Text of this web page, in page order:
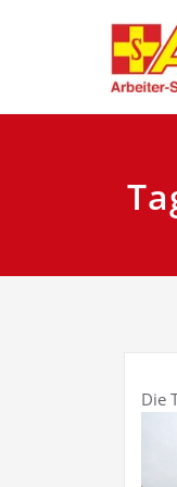
Die